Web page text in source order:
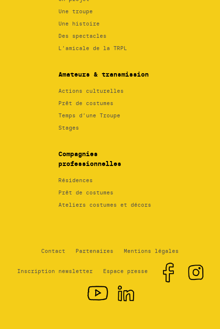
Une troupe
Une histoire
Des spectacles
L’amicale de la TRPL
Amateurs & transmission
Actions culturelles
Prêt de costumes
Temps d’une Troupe
Stages
Compagnies
professionnelles
Résidences
Prêt de costumes
Ateliers costumes et décors
Contact Partenaires Mentions légales
Inscription newsletter Espace presse